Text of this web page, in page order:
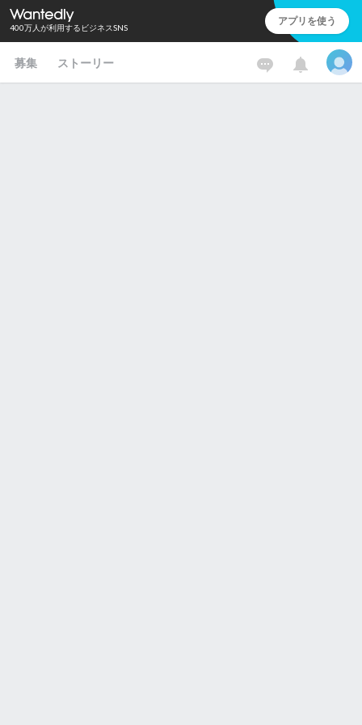
400万人が利用するビジネスSNS アプリを使う
募集 ストーリー